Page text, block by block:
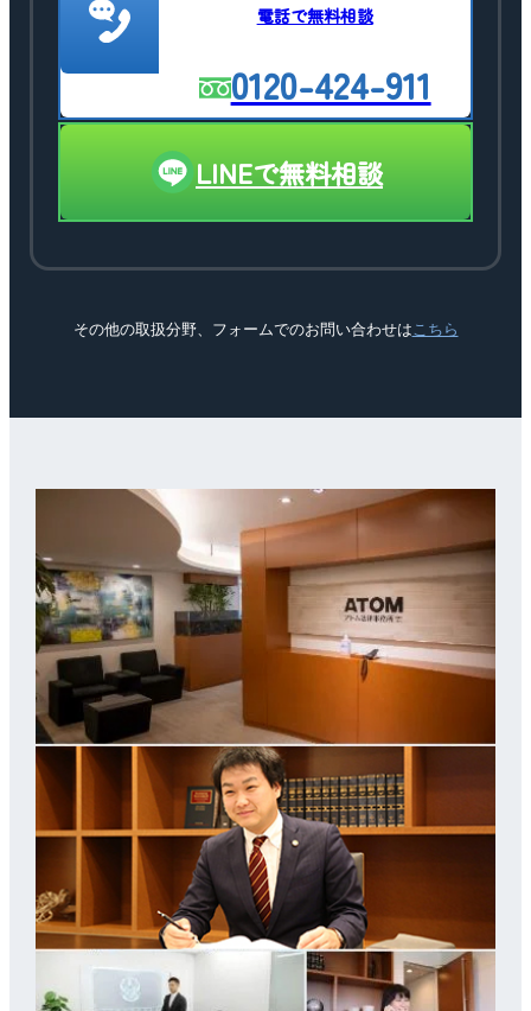
電話で無料相談
0120-424-911
LINEで無料相談
その他の取扱分野、フォームでのお問い合わせは こちら